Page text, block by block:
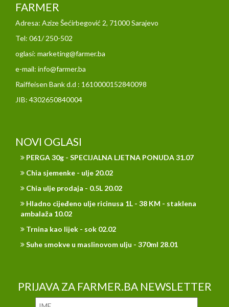
FARMER
Adresa: Azize Šećirbegović 2, 71000 Sarajevo
Tel: 061/ 250-502
oglasi: marketing@farmer.ba
e-mail: info@farmer.ba
Raiffeisen Bank d.d : 1610000152840098
JIB: 4302650840004
NOVI OGLASI
PERGA 30g - SPECIJALNA LJETNA PONUDA 31.07
Chia sjemenke - ulje 20.02
Chia ulje prodaja - 0.5L 20.02
Hladno cijeđeno ulje ricinusa 1L - 38 KM - staklena
ambalaža 10.02
Trnina kao lijek - sok 02.02
Suhe smokve u maslinovom ulju - 370ml 28.01
PRIJAVA ZA FARMER.BA NEWSLETTER